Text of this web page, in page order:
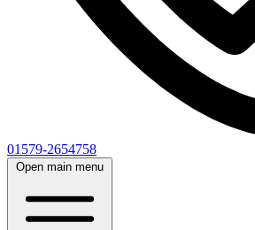
01579-2654758
Open main menu